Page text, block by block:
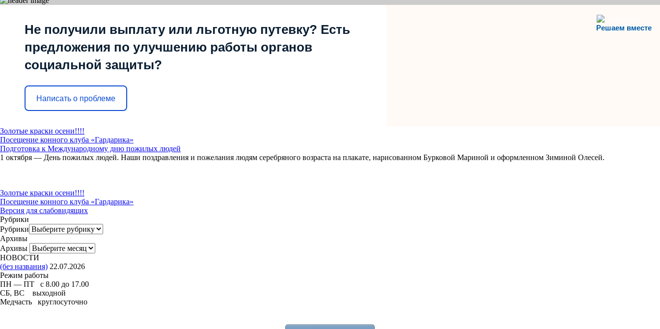
Решаем вместе
Не получили выплату или льготную путевку? Есть
предложения по улучшению работы органов
социальной защиты?
Написать о проблеме
Золотые краски осени!!!!
Посещение конного клуба «Гардарика»
Подготовка к Международному дню пожилых людей
1 октября — День пожилых людей. Наши поздравления и пожелания людям серебряного возраста на плакате, нарисованном Бурковой Мариной и оформленном Зиминой Олесей.
Золотые краски осени!!!!
Посещение конного клуба «Гардарика»
Версия для слабовидящих
Рубрики
Рубрики
Архивы
Архивы
НОВОСТИ
(без названия) 22.07.2026
Режим работы
ПН — ПТ с 8.00 до 17.00
СБ, ВС выходной
Медчасть круглосуточно